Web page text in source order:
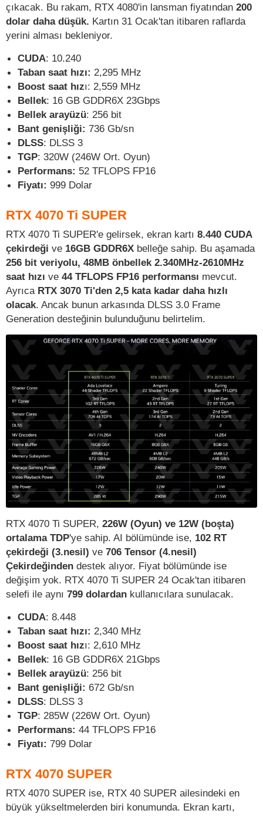
çıkacak. Bu rakam, RTX 4080'in lansman fiyatından 200
dolar daha düşük. Kartın 31 Ocak'tan itibaren raflarda
yerini alması bekleniyor.
CUDA: 10.240
Taban saat hızı: 2,295 MHz
Boost saat hızı: 2,559 MHz
Bellek: 16 GB GDDR6X 23Gbps
Bellek arayüzü: 256 bit
Bant genişliği: 736 Gb/sn
DLSS: DLSS 3
TGP: 320W (246W Ort. Oyun)
Performans: 52 TFLOPS FP16
Fiyatı: 999 Dolar
RTX 4070 Ti SUPER
RTX 4070 Ti SUPER'e gelirsek, ekran kartı 8.440 CUDA
çekirdeği ve 16GB GDDR6X belleğe sahip. Bu aşamada
256 bit veriyolu, 48MB önbellek 2.340MHz-2610MHz
saat hızı ve 44 TFLOPS FP16 performansı mevcut.
Ayrıca RTX 3070 Ti'den 2,5 kata kadar daha hızlı
olacak. Ancak bunun arkasında DLSS 3.0 Frame
Generation desteğinin bulunduğunu belirtelim.
RTX 4070 Ti SUPER, 226W (Oyun) ve 12W (boşta)
ortalama TDP'ye sahip. AI bölümünde ise, 102 RT
çekirdeği (3.nesil) ve 706 Tensor (4.nesil)
Çekirdeğinden destek alıyor. Fiyat bölümünde ise
değişim yok. RTX 4070 Ti SUPER 24 Ocak'tan itibaren
selefi ile aynı 799 dolardan kullanıcılara sunulacak.
CUDA: 8.448
Taban saat hızı: 2,340 MHz
Boost saat hızı: 2,610 MHz
Bellek: 16 GB GDDR6X 21Gbps
Bellek arayüzü: 256 bit
Bant genişliği: 672 Gb/sn
DLSS: DLSS 3
TGP: 285W (226W Ort. Oyun)
Performans: 44 TFLOPS FP16
Fiyatı: 799 Dolar
RTX 4070 SUPER
RTX 4070 SUPER ise, RTX 40 SUPER ailesindeki en
büyük yükseltmelerden biri konumunda. Ekran kartı,